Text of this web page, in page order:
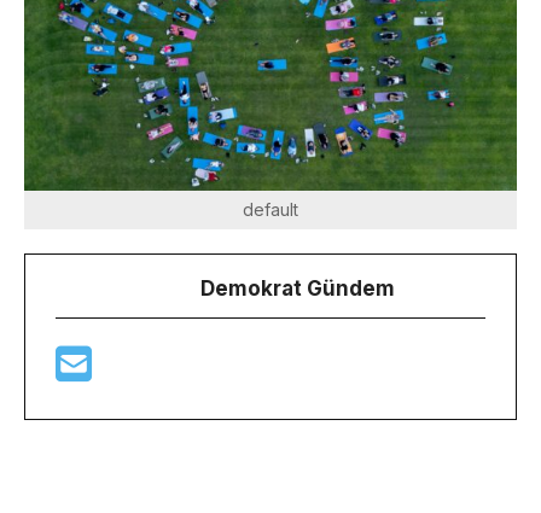
default
Demokrat Gündem